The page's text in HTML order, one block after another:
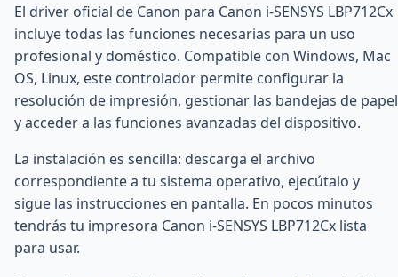
El driver oficial de Canon para Canon i-SENSYS LBP712Cx
incluye todas las funciones necesarias para un uso
profesional y doméstico. Compatible con Windows, Mac
OS, Linux, este controlador permite configurar la
resolución de impresión, gestionar las bandejas de papel
y acceder a las funciones avanzadas del dispositivo.
La instalación es sencilla: descarga el archivo
correspondiente a tu sistema operativo, ejecútalo y
sigue las instrucciones en pantalla. En pocos minutos
tendrás tu impresora Canon i-SENSYS LBP712Cx lista
para usar.